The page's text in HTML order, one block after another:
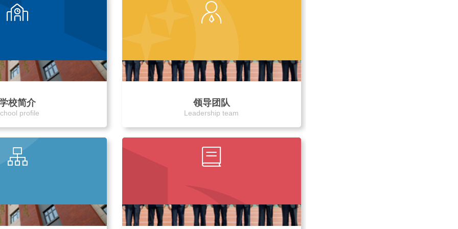
校简介
profile
领导团队
Leadership team